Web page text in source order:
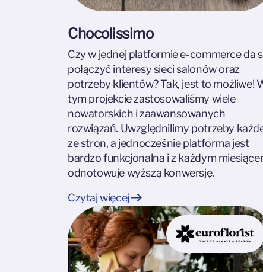
Chocolissimo
Czy w jednej platformie e-commerce da
połączyć interesy sieci salonów oraz
potrzeby klientów? Tak, jest to możliwe!
tym projekcie zastosowaliśmy wiele
nowatorskich i zaawansowanych
rozwiązań. Uwzględnilimy potrzeby
ze stron, a jednocześnie platforma jest
bardzo funkcjonalna i z każdym
odnotowuje wyższą konwersję.
Czytaj więcej